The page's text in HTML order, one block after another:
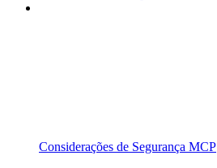
Considerações de Segurança MCP